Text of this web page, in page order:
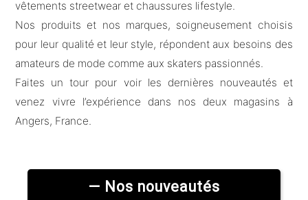
vêtements streetwear et chaussures lifestyle.
Nos produits et nos marques, soigneusement choisis
pour leur qualité et leur style, répondent aux besoins des
amateurs de mode comme aux skaters passionnés.
Faites un tour pour voir les dernières nouveautés et
venez vivre l’expérience dans nos deux magasins à
Angers, France.
— Nos nouveautés